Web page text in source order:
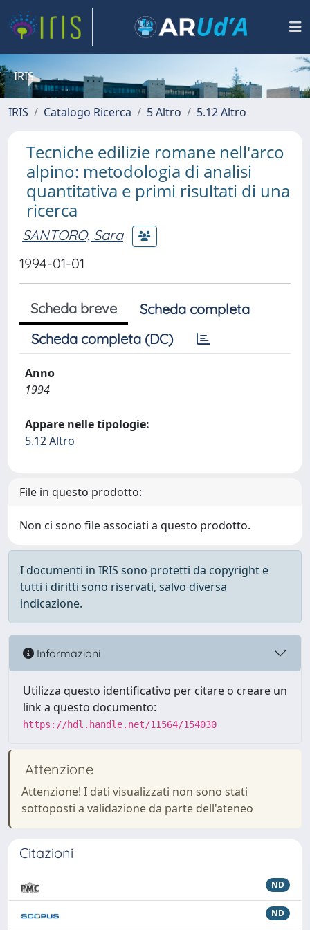
IRIS
IRIS Catalogo Ricerca 5 Altro 5.12 Altro
Tecniche edilizie romane nell'arco
alpino: metodologia di analisi
quantitativa e primi risultati di una
ricerca
SANTORO, Sara
1994-01-01
Scheda breve
Scheda completa
Scheda completa (DC)
Anno
1994
Appare nelle tipologie:
5.12 Altro
File in questo prodotto:
Non ci sono file associati a questo prodotto.
I documenti in IRIS sono protetti da copyright e
tutti i diritti sono riservati, salvo diversa
indicazione.
Informazioni
Utilizza questo identificativo per citare o creare un
link a questo documento:
https://hdl.handle.net/11564/154030
Attenzione
Attenzione! I dati visualizzati non sono stati
sottoposti a validazione da parte dell'ateneo
Citazioni
ND
ND